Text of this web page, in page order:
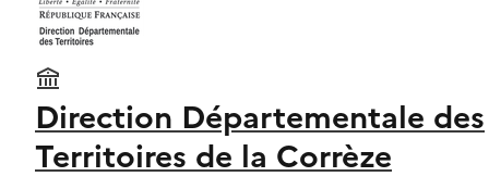
Direction Départementale des
Territoires de la Corrèze